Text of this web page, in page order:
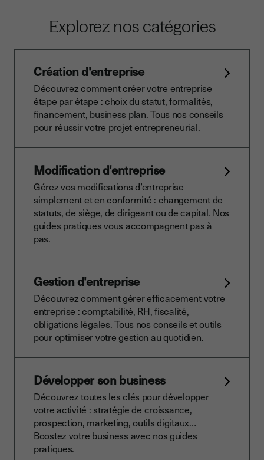
Explorez nos catégories
Création d'entreprise
Découvrez comment créer votre entreprise
étape par étape : choix du statut, formalités,
financement, business plan. Tous nos conseils
pour réussir votre projet entrepreneurial.
Modification d'entreprise
Gérez vos modifications d’entreprise
simplement et en conformité : changement de
statuts, de siège, de dirigeant ou de capital. Nos
guides pratiques vous accompagnent pas à
pas.
Gestion d'entreprise
Découvrez comment gérer efficacement votre
entreprise : comptabilité, RH, fiscalité,
obligations légales. Tous nos conseils et outils
pour optimiser votre gestion au quotidien.
Développer son business
Découvrez toutes les clés pour développer
votre activité : stratégie de croissance,
prospection, marketing, outils digitaux…
Boostez votre business avec nos guides
pratiques.